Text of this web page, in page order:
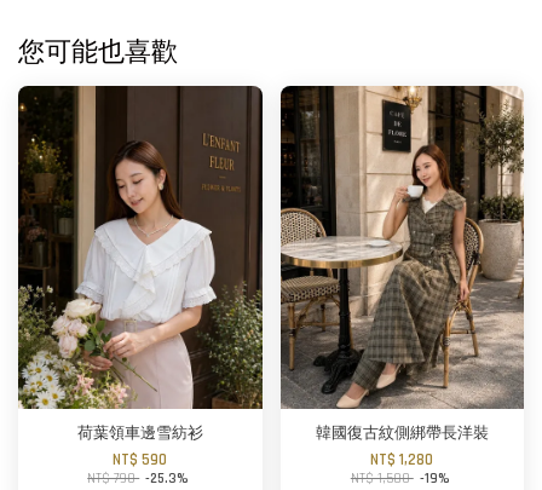
您可能也喜歡
荷葉領車邊雪紡衫
NT$ 590
NT$ 790 -25.3%
韓國復古紋側綁帶長洋裝
NT$ 1,280
NT$ 1,580 -19%